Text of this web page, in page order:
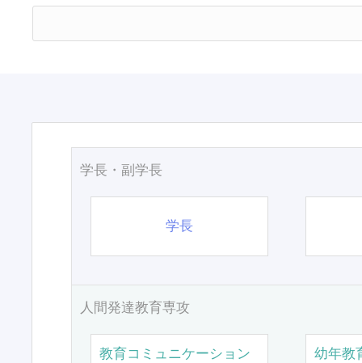
学長・副学長
学長
人間発達教育専攻
教育コミュニケーション
幼年教